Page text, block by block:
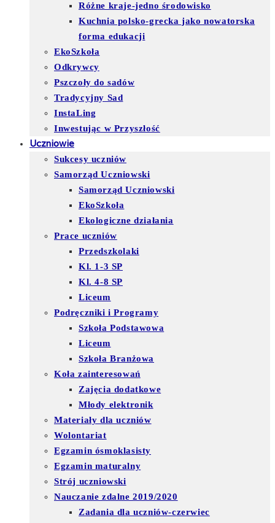
Różne kraje-jedno środowisko
Kuchnia polsko-grecka jako nowatorska
forma edukacji
EkoSzkoła
Odkrywcy
Pszczoły do sadów
Tradycyjny Sad
InstaLing
Inwestując w Przyszłość
Uczniowie
Sukcesy uczniów
Samorząd Uczniowski
Samorząd Uczniowski
EkoSzkoła
Ekologiczne działania
Prace uczniów
Przedszkolaki
Kl. 1-3 SP
Kl. 4-8 SP
Liceum
Podręczniki i Programy
Szkoła Podstawowa
Liceum
Szkoła Branżowa
Koła zainteresowań
Zajęcia dodatkowe
Młody elektronik
Materiały dla uczniów
Wolontariat
Egzamin ósmoklasisty
Egzamin maturalny
Strój uczniowski
Nauczanie zdalne 2019/2020
Zadania dla uczniów-czerwiec